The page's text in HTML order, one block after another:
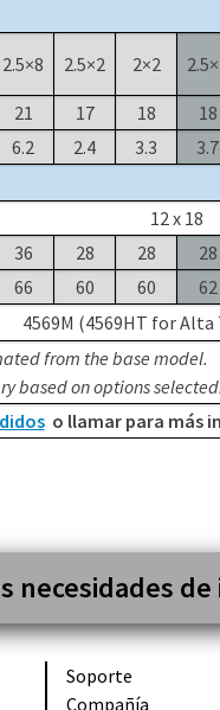
2.5×8 2.5×2 2×2
21 17 18 18
6.2 2.4 3.3 3.7
12 x 18
36 28 28 28
66 60 60 62
4569M (4569HT for
from the base model.
based on options selected.
o llamar para más
necesidades
Soporte
Compañía